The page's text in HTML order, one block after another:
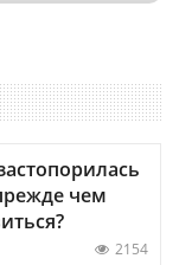
чем
2154